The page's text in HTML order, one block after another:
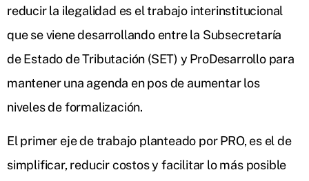
reducir la ilegalidad es el trabajo interinstitucional
que se viene desarrollando entre la Subsecretaría
de Estado de Tributación (SET) y ProDesarrollo para
mantener una agenda en pos de aumentar los
niveles de formalización.
El primer eje de trabajo planteado por PRO, es el de
simplificar, reducir costos y facilitar lo más posible